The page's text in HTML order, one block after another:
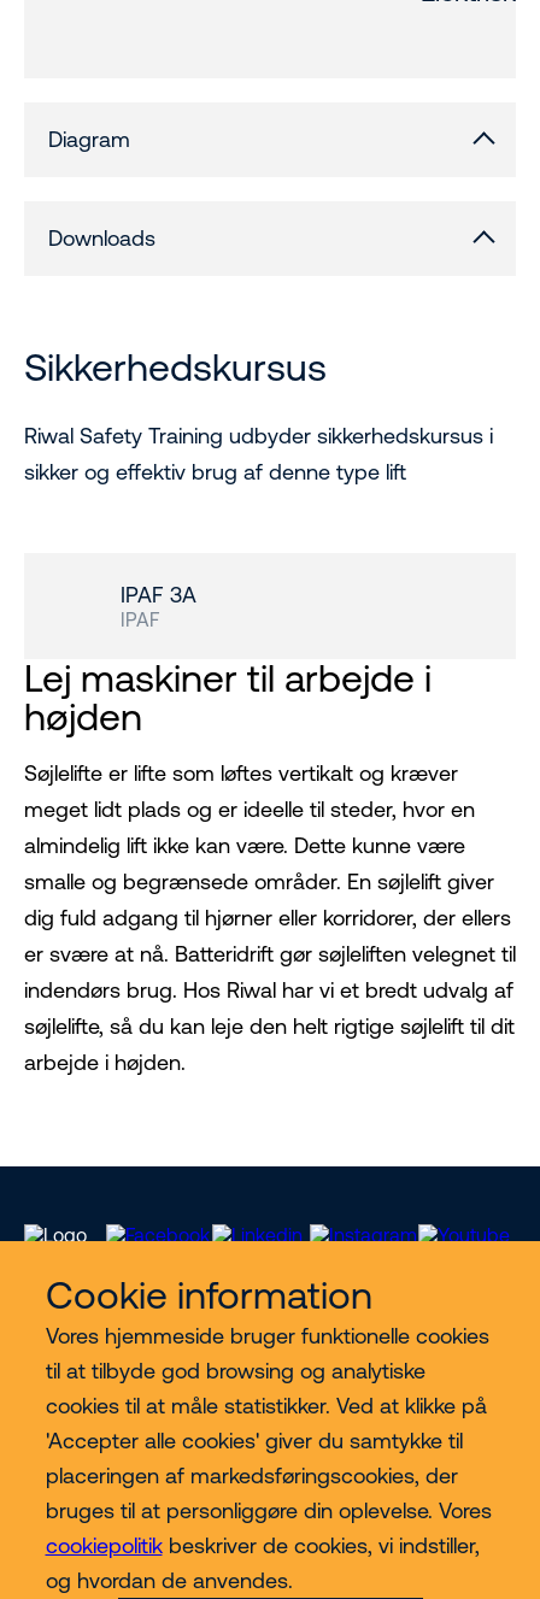
Cookie information
Vores hjemmeside bruger funktionelle cookies
til at tilbyde god browsing og analytiske
cookies til at måle statistikker. Ved at klikke på
'Accepter alle cookies' giver du samtykke til
placeringen af markedsføringscookies, der
bruges til at personliggøre din oplevelse. Vores
cookiepolitikbeskriver de cookies, vi indstiller,
og hvordan de anvendes.
Diagram
Downloads
Sikkerhedskursus
Riwal Safety Training udbyder sikkerhedskursus i
sikker og effektiv brug af denne type lift
IPAF 3A
IPAF
Lej maskiner til arbejde i
højden
Søjlelifte er lifte som løftes vertikalt og kræver
meget lidt plads og er ideelle til steder, hvor en
almindelig lift ikke kan være. Dette kunne være
smalle og begrænsede områder. En søjlelift giver
dig fuld adgang til hjørner eller korridorer, der ellers
er svære at nå. Batteridrift gør søjleliften velegnet til
indendørs brug. Hos Riwal har vi et bredt udvalg af
søjlelifte, så du kan leje den helt rigtige søjlelift til dit
arbejde i højden.
Vores services
Lift kategorier
Contact
Mere